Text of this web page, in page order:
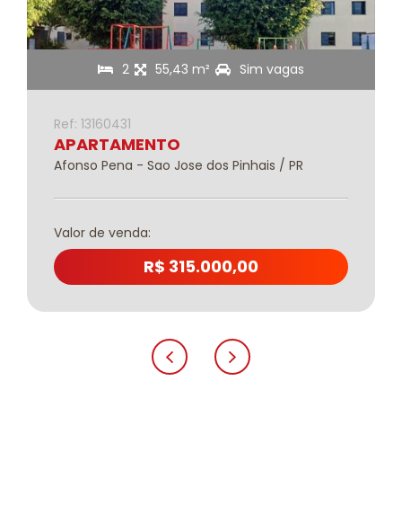
2 55,43 m² Sim vagas
Ref: 13160431
APARTAMENTO
Afonso Pena - Sao Jose dos Pinhais / PR
Valor de venda:
R$ 315.000,00